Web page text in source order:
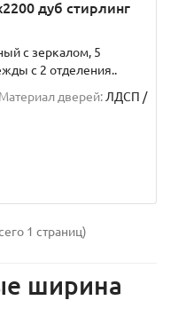
дуб стирлинг
с зеркалом, 5
с 2 отделения..
Материал дверей: ЛДСП /
1 страниц)
ширина